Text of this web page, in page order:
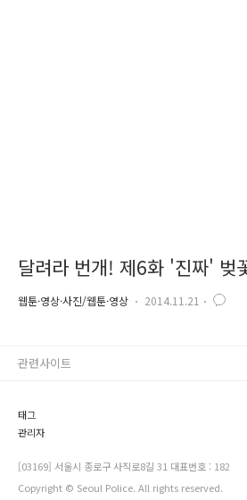
달려라 번개! 제6화 '
웹툰·영상·사진/웹툰·영상 2014.11.21
태그
관리자
[03169] 서울시 종로구 사직로8길 31 대표번호 : 182
Copyright © Seoul Police. All rights reserved.
관련사이트